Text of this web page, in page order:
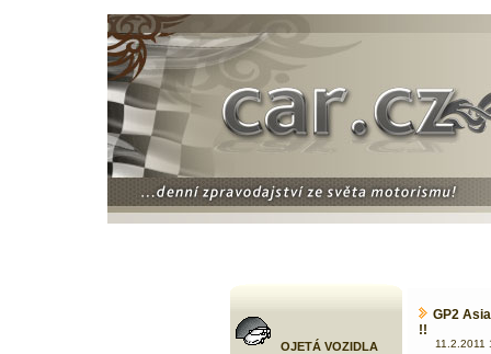
OJETÁ VOZIDLA
GP2
!!
11.2.2011